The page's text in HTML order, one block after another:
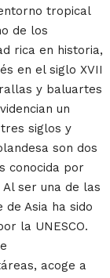
tropical
de los
rica en historia,
en el siglo XVII
y baluartes
un
siglos y
son dos
conocida por
ser una de las
de Asia ha sido
la UNESCO.
acoge a